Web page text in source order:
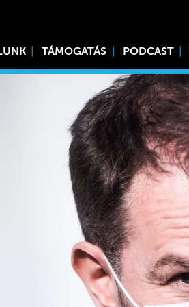
TÁMOGATÁS PODCAST